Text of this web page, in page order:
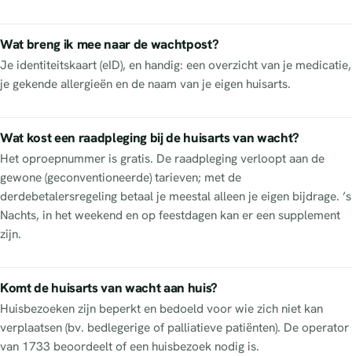
Wat breng ik mee naar de wachtpost?
Je identiteitskaart (eID), en handig: een overzicht van je medicatie,
je gekende allergieën en de naam van je eigen huisarts.
Wat kost een raadpleging bij de huisarts van wacht?
Het oproepnummer is gratis. De raadpleging verloopt aan de
gewone (geconventioneerde) tarieven; met de
derdebetalersregeling betaal je meestal alleen je eigen bijdrage. ’s
Nachts, in het weekend en op feestdagen kan er een supplement
zijn.
Komt de huisarts van wacht aan huis?
Huisbezoeken zijn beperkt en bedoeld voor wie zich niet kan
verplaatsen (bv. bedlegerige of palliatieve patiënten). De operator
van 1733 beoordeelt of een huisbezoek nodig is.